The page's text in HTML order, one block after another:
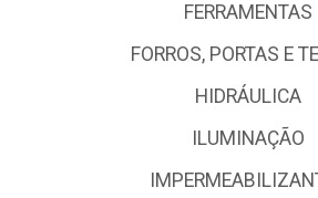
FERRAMENTAS
FORROS, PORTAS E
HIDRÁULICA
ILUMINAÇÃO